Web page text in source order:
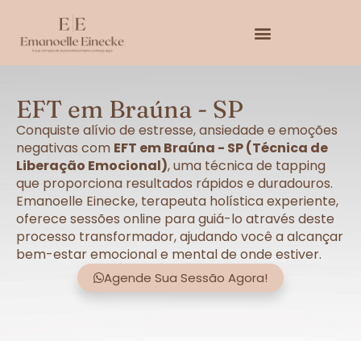
EFT em Braúna - SP
Conquiste alívio de estresse, ansiedade e emoções
negativas com EFT em Braúna - SP (Técnica de
Liberação Emocional), uma técnica de tapping
que proporciona resultados rápidos e duradouros.
Emanoelle Einecke, terapeuta holística experiente,
oferece sessões online para guiá-lo através deste
processo transformador, ajudando você a alcançar
bem-estar emocional e mental de onde estiver.
Agende Sua Sessão Agora!